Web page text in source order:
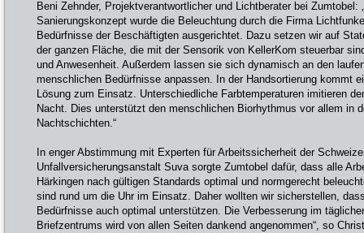
Beni Zehnder, Projektverantwortlicher und Lichtberater bei Zumtobel:
Sanierungskonzept wurde die Beleuchtung durch die Firma
Bedürfnisse der Beschäftigten ausgerichtet. Dazu setzen wir auf
der ganzen Fläche, die mit der Sensorik von KellerKom steuerbar
und Anwesenheit. Außerdem lassen sie sich dynamisch an den
menschlichen Bedürfnisse anpassen. In der Handsortierung kommt
Lösung zum Einsatz. Unterschiedliche Farbtemperaturen imitieren
Nacht. Dies unterstützt den menschlichen Biorhythmus vor allem in
Nachtschichten.“
In enger Abstimmung mit Experten für Arbeitssicherheit der
Unfallversicherungsanstalt Suva sorgte Zumtobel dafür, dass alle
Härkingen nach gültigen Standards optimal und normgerecht
sind rund um die Uhr im Einsatz. Daher wollten wir sicherstellen,
Bedürfnisse auch optimal unterstützen. Die Verbesserung im
Briefzentrums wird von allen Seiten dankend angenommen“, so